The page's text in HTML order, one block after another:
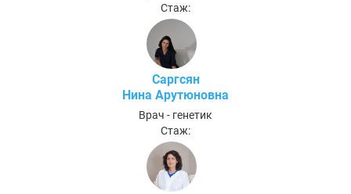
Стаж:
Саргсян
Нина Арутюновна
Врач - генетик
Стаж: